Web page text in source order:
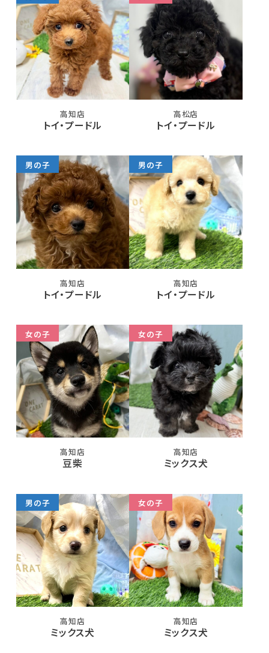
高知店
トイ・プードル
高松店
トイ・プードル
男の子
高知店
トイ・プードル
男の子
高知店
トイ・プードル
女の子
高知店
豆柴
女の子
高知店
ミックス犬
男の子
高知店
ミックス犬
女の子
高知店
ミックス犬